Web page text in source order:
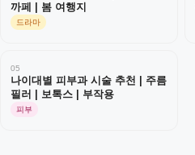
까페 | 봄 여행지
드라마
05
나이대별 피부과 시술 추천 | 주름
필러 | 보톡스 | 부작용
피부